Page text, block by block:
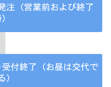
注（営業前および終了
付終了（お昼は交代で
）